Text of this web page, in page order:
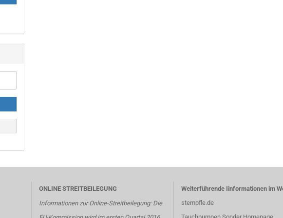
ONLINE STREITBEILEGUNG
Informationen zur Online-Streitbeilegung: Die
Weiterführende Iinformationen im
stempfle.de